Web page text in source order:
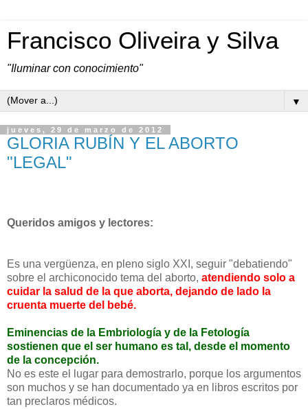
Francisco Oliveira y Silva
"Iluminar con conocimiento"
▼
jueves, 29 de marzo de 2012
GLORIA RUBÍN Y EL ABORTO
"LEGAL"
Queridos amigos y lectores:
Es una vergüenza, en pleno siglo XXI, seguir "debatiendo"
sobre el archiconocido tema del aborto, atendiendo solo a
cuidar la salud de la que aborta, dejando de lado la
cruenta muerte del bebé.
Eminencias de la Embriología y de la Fetología
sostienen que el ser humano es tal, desde el momento
de la concepción.
No es este el lugar para demostrarlo, porque los argumentos
son muchos y se han documentado ya en libros escritos por
tan preclaros médicos.